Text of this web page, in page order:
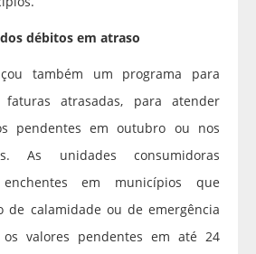
débitos em atraso
também um programa para
faturas atrasadas, para atender
pendentes em outubro ou nos
As unidades consumidoras
em municípios que
de calamidade ou de emergência
os valores pendentes em até 24